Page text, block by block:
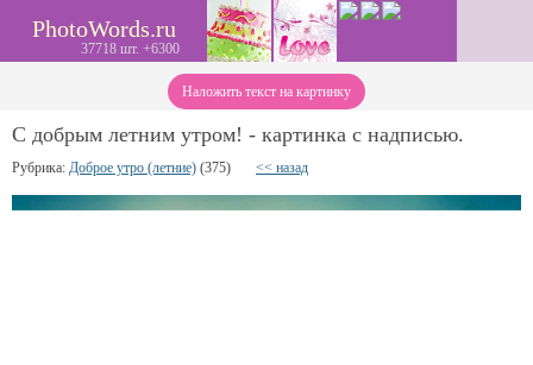
PhotoWords.ru
37718 шт. +6300
Наложить текст на картинку
С добрым летним утром! - картинка с надписью.
Рубрика: Доброе утро (летние) (375) << назад